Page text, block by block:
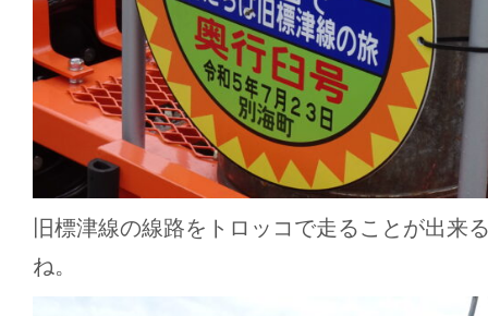
旧標津線の線路をトロッコで走ることが出来
ね。